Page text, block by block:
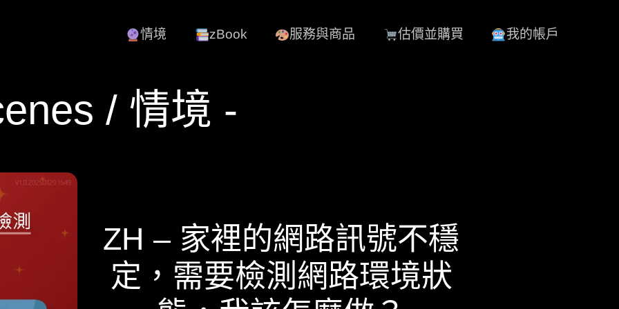
情境 zBook 服務與商品 估價並購買 我的帳戶
/ 情境 -
ZH – 家裡的網路訊號不穩
定，需要檢測網路環境狀